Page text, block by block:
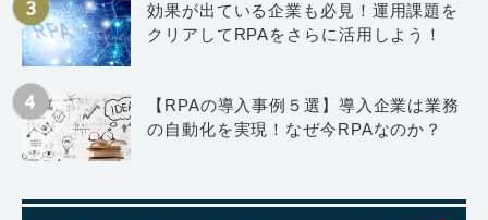
効果が出ている企業も必見！運用課題を
クリアしてRPAをさらに活用しよう！
【RPAの導入事例５選】導入企業は業務
の自動化を実現！なぜ今RPAなのか？